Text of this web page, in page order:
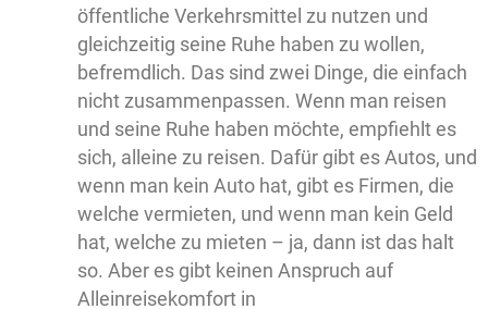
öffentliche Verkehrsmittel zu nutzen und
gleichzeitig seine Ruhe haben zu wollen,
befremdlich. Das sind zwei Dinge, die einfach
nicht zusammenpassen. Wenn man reisen
und seine Ruhe haben möchte, empfiehlt es
sich, alleine zu reisen. Dafür gibt es Autos, und
wenn man kein Auto hat, gibt es Firmen, die
welche vermieten, und wenn man kein Geld
hat, welche zu mieten – ja, dann ist das halt
so. Aber es gibt keinen Anspruch auf
Alleinreisekomfort in